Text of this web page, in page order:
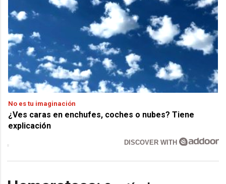
No es tu imaginación
¿Ves caras en enchufes, coches o nubes? Tiene
explicación
DISCOVER WITH